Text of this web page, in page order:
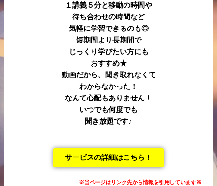
１講義５分と移動の時間や
待ち合わせの時間など
気軽に学習できるのも◎
短期間より長期間で
じっくり学びたい方にも
おすすめ★
動画だから、聞き取れなくて
わからなかった！
なんて心配もありません！
いつでも何度でも
聞き放題です♪
サービスの詳細はこちら！
※当ページはリンク先から情報を引用しています※